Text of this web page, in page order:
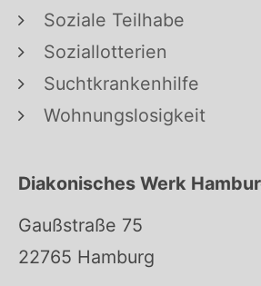
Soziale Teilhabe
Soziallotterien
Suchtkrankenhilfe
Wohnungslosigkeit
Diakonisches Werk
Gaußstraße 75
22765 Hamburg